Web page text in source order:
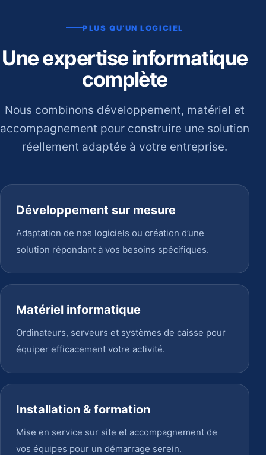
PLUS QU’UN LOGICIEL
Une expertise informatique
complète
Nous combinons développement, matériel et
accompagnement pour construire une solution
réellement adaptée à votre entreprise.
Développement sur mesure
Adaptation de nos logiciels ou création d’une
solution répondant à vos besoins spécifiques.
Matériel informatique
Ordinateurs, serveurs et systèmes de caisse pour
équiper efficacement votre activité.
Installation & formation
Mise en service sur site et accompagnement de
vos équipes pour un démarrage serein.